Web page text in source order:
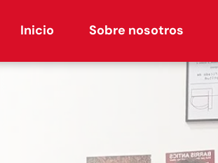
Inicio Sobre nosotros